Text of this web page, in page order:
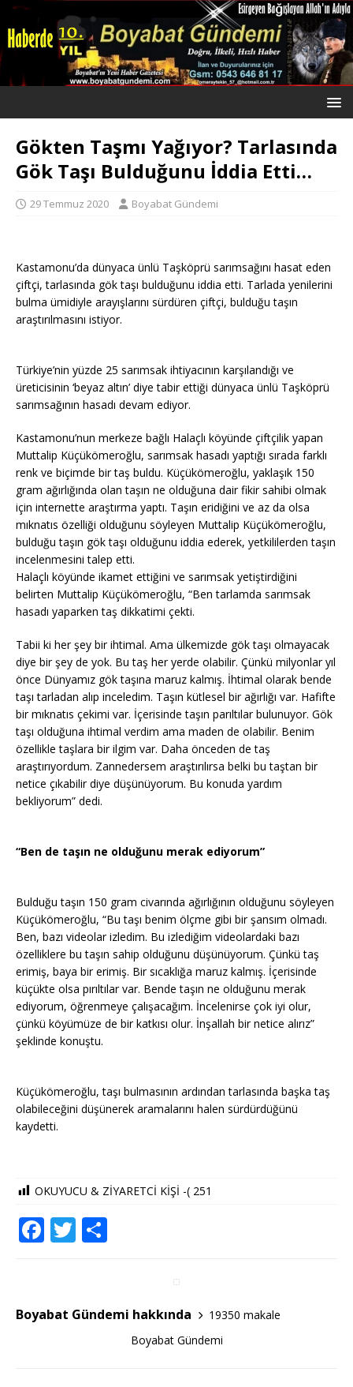
Gökten Taşmı Yağıyor? Tarlasında
Gök Taşı Bulduğunu İddia Etti…
29 Temmuz 2020 Boyabat Gündemi
Kastamonu’da dünyaca ünlü Taşköprü sarımsağını hasat eden
çiftçi, tarlasında gök taşı bulduğunu iddia etti. Tarlada yenilerini
bulma ümidiyle arayışlarını sürdüren çiftçi, bulduğu taşın
araştırılmasını istiyor.
Türkiye’nin yüzde 25 sarımsak ihtiyacının karşılandığı ve
üreticisinin ‘beyaz altın’ diye tabir ettiği dünyaca ünlü Taşköprü
sarımsağının hasadı devam ediyor.
Kastamonu’nun merkeze bağlı Halaçlı köyünde çiftçilik yapan
Muttalip Küçükömeroğlu, sarımsak hasadı yaptığı sırada farklı
renk ve biçimde bir taş buldu. Küçükömeroğlu, yaklaşık 150
gram ağırlığında olan taşın ne olduğuna dair fikir sahibi olmak
için internette araştırma yaptı. Taşın eridiğini ve az da olsa
mıknatıs özelliği olduğunu söyleyen Muttalip Küçükömeroğlu,
bulduğu taşın gök taşı olduğunu iddia ederek, yetkililerden taşın
incelenmesini talep etti.
Halaçlı köyünde ikamet ettiğini ve sarımsak yetiştirdiğini
belirten Muttalip Küçükömeroğlu, “Ben tarlamda sarımsak
hasadı yaparken taş dikkatimi çekti.
Tabii ki her şey bir ihtimal. Ama ülkemizde gök taşı olmayacak
diye bir şey de yok. Bu taş her yerde olabilir. Çünkü milyonlar yıl
önce Dünyamız gök taşına maruz kalmış. İhtimal olarak bende
taşı tarladan alıp inceledim. Taşın kütlesel bir ağırlığı var. Hafifte
bir mıknatıs çekimi var. İçerisinde taşın parıltılar bulunuyor. Gök
taşı olduğuna ihtimal verdim ama maden de olabilir. Benim
özellikle taşlara bir ilgim var. Daha önceden de taş
araştırıyordum. Zannedersem araştırılırsa belki bu taştan bir
netice çıkabilir diye düşünüyorum. Bu konuda yardım
bekliyorum” dedi.
“Ben de taşın ne olduğunu merak ediyorum”
Bulduğu taşın 150 gram civarında ağırlığının olduğunu söyleyen
Küçükömeroğlu, “Bu taşı benim ölçme gibi bir şansım olmadı.
Ben, bazı videolar izledim. Bu izlediğim videolardaki bazı
özelliklere bu taşın sahip olduğunu düşünüyorum. Çünkü taş
erimiş, baya bir erimiş. Bir sıcaklığa maruz kalmış. İçerisinde
küçükte olsa pırıltılar var. Bende taşın ne olduğunu merak
ediyorum, öğrenmeye çalışacağım. İncelenirse çok iyi olur,
çünkü köyümüze de bir katkısı olur. İnşallah bir netice alırız”
şeklinde konuştu.
Küçükömeroğlu, taşı bulmasının ardından tarlasında başka taş
olabileceğini düşünerek aramalarını halen sürdürdüğünü
kaydetti.
OKUYUCU & ZİYARETCİ KİŞİ -( 251
F
e
b
T
te
r
e
Boyabat Gündemi hakkında
19350 makale
Boyabat Gündemi